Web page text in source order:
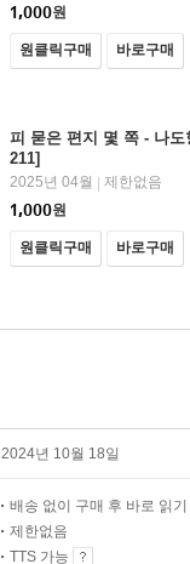
1,000원
원클릭구매 바로구매
피 묻은 편지 몇 쪽 - 나
211]
2025년 04월 | 제한없음
1,000원
원클릭구매 바로구매
2024년 10월 18일
배송 없이 구매 후 바로 읽기
제한없음
TTS 가능